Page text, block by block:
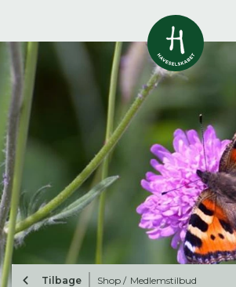
Havestof
resultater
0
Shop
0resultater
Du skal
tegn for at
Her kan du søge i
artikler,
haver.
Tilbage Shop / Medlemstilbud